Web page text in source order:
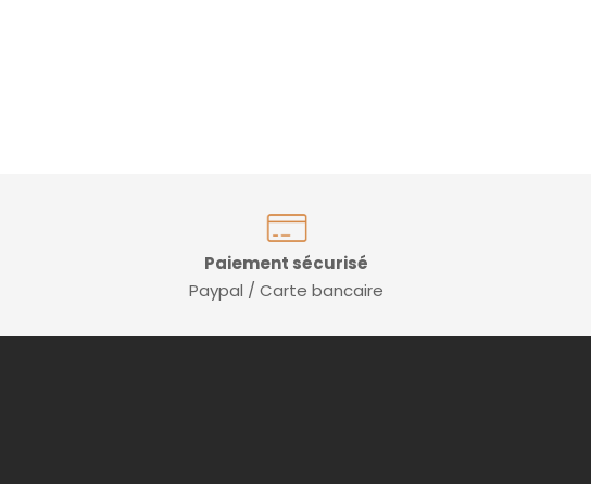
Paiement sécurisé
Paypal / Carte bancaire